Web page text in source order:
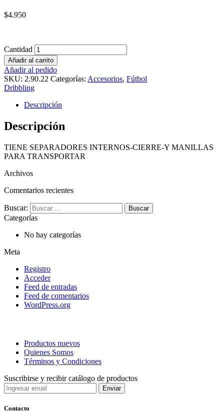
$4.950
Cantidad
Añadir al carrito
Añadir al pedido
SKU: 2.90.22 Categorías: Accesorios, Fútbol
Dribbling
Descripción
Descripción
TIENE SEPARADORES INTERNOS-CIERRE-Y MANILLAS
PARA TRANSPORTAR
Archivos
Comentarios recientes
Buscar:
Categorías
No hay categorías
Meta
Registro
Acceder
Feed de entradas
Feed de comentarios
WordPress.org
Productos nuevos
Quienes Somos
Términos y Condiciones
Suscribirse y recibir catálogo de productos
Contacto